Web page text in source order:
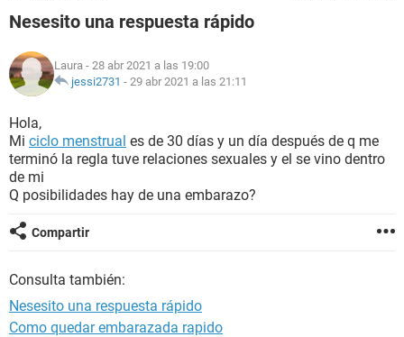
NUTRICIÓN
BIENESTAR
SEXUALIDAD
GLOSARIO
Nesesito una respuesta rápido
Laura - 28 abr 2021 a las 19:00
jessi2731 - 29 abr 2021 a las 21:11
Hola,
Mi ciclo menstrual es de 30 días y un día después de q me
terminó la regla tuve relaciones sexuales y el se vino dentro
de mi
Q posibilidades hay de una embarazo?
Compartir
Consulta también:
Nesesito una respuesta rápido
Como quedar embarazada rapido